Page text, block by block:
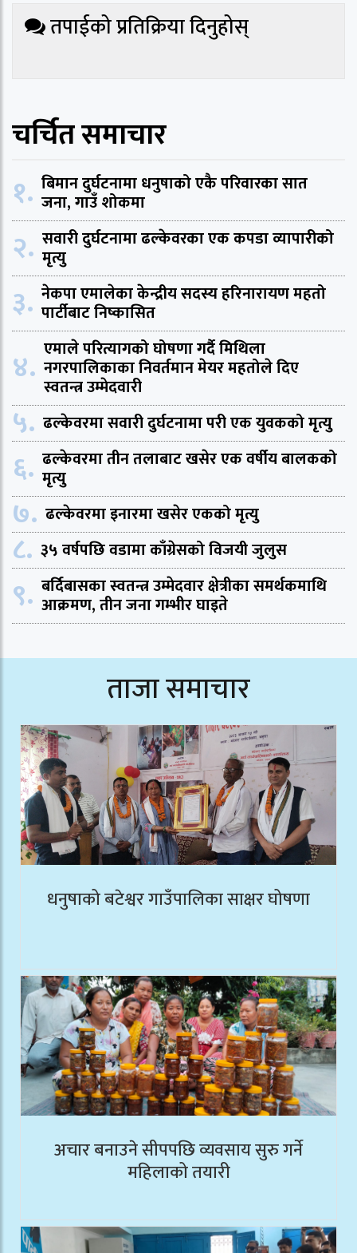
तपाईको प्रतिक्रिया दिनुहोस्
चर्चित समाचार
१. बिमान दुर्घटनामा धनुषाको एकै परिवारका सात
जना, गाउँ शोकमा
२. सवारी दुर्घटनामा ढल्केवरका एक कपडा व्यापारीको
मृत्यु
३. नेकपा एमालेका केन्द्रीय सदस्य हरिनारायण महतो
पार्टीबाट निष्कासित
४. एमाले परित्यागको घोषणा गर्दै मिथिला
नगरपालिकाका निवर्तमान मेयर महतोले दिए
स्वतन्त्र उम्मेदवारी
५. ढल्केवरमा सवारी दुर्घटनामा परी एक युवकको मृत्यु
६. ढल्केवरमा तीन तलाबाट खसेर एक वर्षीय बालकको
मृत्यु
७. ढल्केवरमा इनारमा खसेर एकको मृत्यु
८. ३५ वर्षपछि वडामा काँग्रेसको विजयी जुलुस
९. बर्दिबासका स्वतन्त्र उम्मेदवार क्षेत्रीका समर्थकमाथि
आक्रमण, तीन जना गम्भीर घाइते
ताजा समाचार
धनुषाको बटेश्वर गाउँपालिका साक्षर घोषणा
अचार बनाउने सीपपछि व्यवसाय सुरु गर्ने
महिलाको तयारी